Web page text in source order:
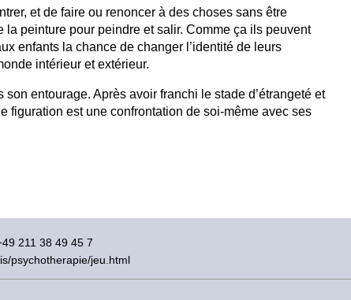
et de faire ou renoncer à des choses sans être
peinture pour peindre et salir. Comme ça ils peuvent
enfants la chance de changer l’identité de leurs
intérieur et extérieur.
entourage. Après avoir franchi le stade d’étrangeté et
figuration est une confrontation de soi-même avec ses
211 38 49 45 7
psychotherapie/jeu.html